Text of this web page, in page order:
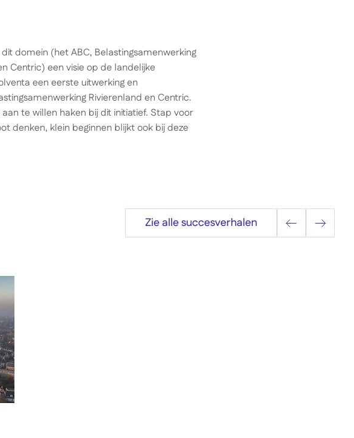
domein (het ABC, Belastingsamenwerking
Centric) een visie op de landelijke
een eerste uitwerking en
Rivierenland en Centric.
te willen haken bij dit initiatief. Stap voor
denken, klein beginnen blijkt ook bij deze
Zie alle succesverhalen